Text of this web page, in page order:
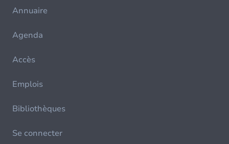
Annuaire
Agenda
Accès
Emplois
Bibliothèques
Se connecter